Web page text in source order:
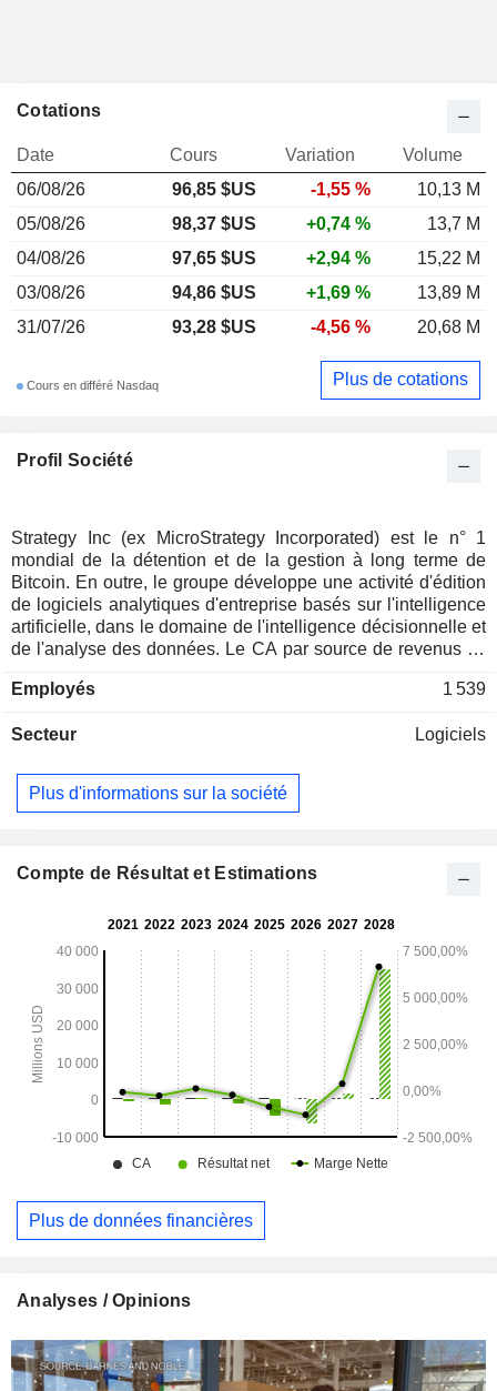
Profil Société
Strategy Inc (ex MicroStrategy Incorporated) est le n° 1
mondial de la détention et de la gestion à long terme de
Bitcoin. En outre, le groupe développe une activité d'édition
de logiciels analytiques d'entreprise basés sur l'intelligence
artificielle, dans le domaine de l'intelligence décisionnelle et
de l'analyse des données. Le CA par source de revenus se
de support technique (52,6%) ; - ventes d'abonnements
(10,5%).
Employés 1 539
Secteur Logiciels
Plus d'informations sur la société
Cotations
Date Cours Variation
Volume
06/08/26
96,85 $US -1,55 %
10,13 M
05/08/26
98,37 $US +0,74 %
13,7 M
04/08/26
97,65 $US +2,94 %
15,22 M
03/08/26
94,86 $US +1,69 %
13,89 M
31/07/26
93,28 $US -4,56 % 20,68 M
Cours en différé Nasdaq Plus de cotations
Compte de Résultat et Estimations
Plus de données financières
Analyses / Opinions